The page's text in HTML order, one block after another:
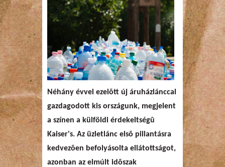
Néhány évvel ezelõtt új áruházlánccal
gazdagodott kis országunk, megjelent
a színen a külföldi érdekeltségû
Kaiser's. Az üzletlánc elsõ pillantásra
kedvezõen befolyásolta ellátottságot,
azonban az elmúlt idõszak